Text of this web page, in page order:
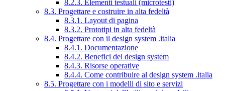
8.2.3. Elementi testuali (microtesti)
8.3. Progettare e costruire in alta fedeltà
8.3.1. Layout di pagina
8.3.2. Prototipi in alta fedeltà
8.4. Progettare con il design system .italia
8.4.1. Documentazione
8.4.2. Benefici del design system
8.4.3. Risorse operative
8.4.4. Come contribuire al design system .italia
8.5. Progettare con i modelli di sito e servizi